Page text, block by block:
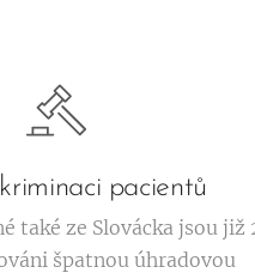
pacientů
také ze Slovácka jsou již
špatnou úhradovou